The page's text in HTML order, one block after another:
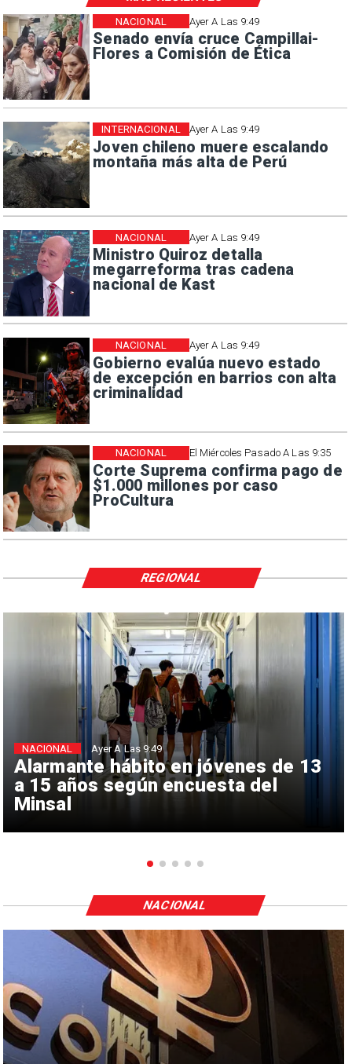
Ayer A Las 9:49
Senado envía cruce Campillai-
Flores a Comisión de Ética
NACIONAL
Ayer A Las 9:49
Joven chileno muere escalando
montaña más alta de Perú
INTERNACIONAL
Ayer A Las 9:49
Ministro Quiroz detalla
megarreforma tras cadena
nacional de Kast
NACIONAL
Ayer A Las 9:49
Gobierno evalúa nuevo estado
de excepción en barrios con alta
criminalidad
NACIONAL
El Miércoles Pasado A Las 9:35
Corte Suprema confirma pago de
$1.000 millones por caso
ProCultura
NACIONAL
Alarmante hábito en jóvenes de 13
a 15 años según encuesta del
Minsal
NACIONAL Ayer A Las 9:49
REGIONAL
NACIONAL